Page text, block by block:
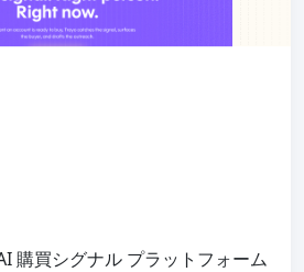
購買シグナル プラットフォーム